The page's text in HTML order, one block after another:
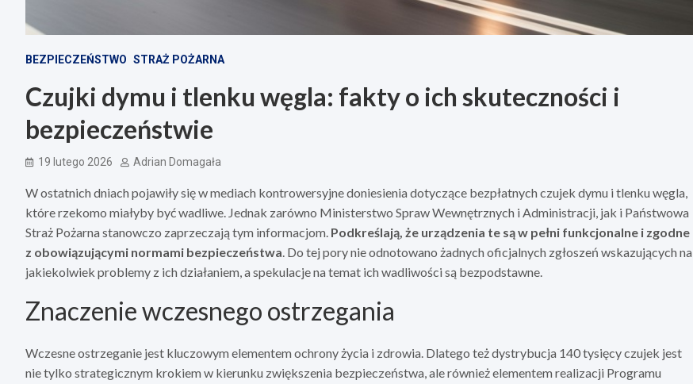
BEZPIECZEŃSTWO STRAŻ POŻARNA
Czujki dymu i tlenku węgla: fakty o ich skuteczności i
bezpieczeństwie
19 lutego 2026 Adrian Domagała
W ostatnich dniach pojawiły się w mediach kontrowersyjne doniesienia dotyczące bezpłatnych czujek dymu i tlenku węgla,
które rzekomo miałyby być wadliwe. Jednak zarówno Ministerstwo Spraw Wewnętrznych i Administracji, jak i Państwowa
Straż Pożarna stanowczo zaprzeczają tym informacjom. Podkreślają, że urządzenia te są w pełni funkcjonalne i zgodne
z obowiązującymi normami bezpieczeństwa. Do tej pory nie odnotowano żadnych oficjalnych zgłoszeń wskazujących na
jakiekolwiek problemy z ich działaniem, a spekulacje na temat ich wadliwości są bezpodstawne.
Znaczenie wczesnego ostrzegania
Wczesne ostrzeganie jest kluczowym elementem ochrony życia i zdrowia. Dlatego też dystrybucja 140 tysięcy czujek jest
nie tylko strategicznym krokiem w kierunku zwiększenia bezpieczeństwa, ale również elementem realizacji Programu